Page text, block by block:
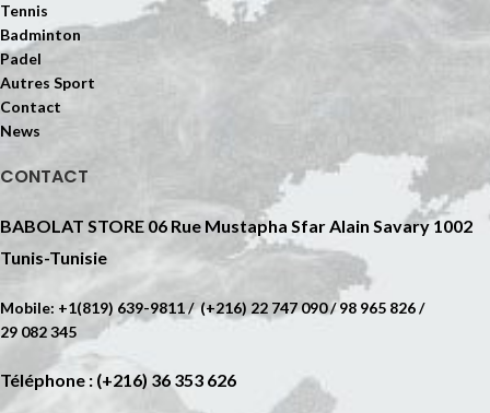
Tennis
Badminton
Padel
Autres Sport
Contact
News
CONTACT
BABOLAT STORE 06 Rue Mustapha Sfar Alain Savary 1002
Tunis-Tunisie
Mobile: +1(819) 639-9811 / (+216) 22 747 090 / 98 965 826 /
29 082 345
Téléphone : (+216) 36 353 626